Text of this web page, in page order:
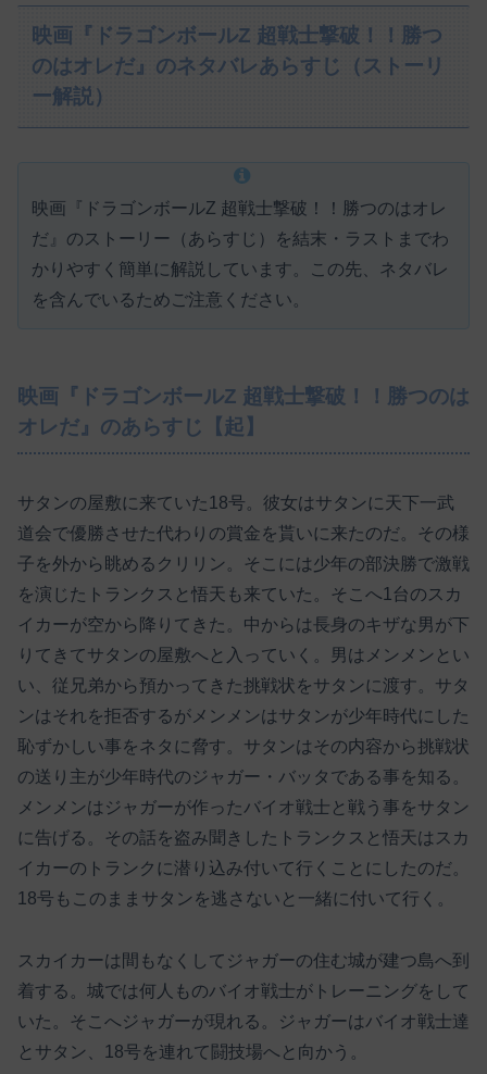
映画『ドラゴンボールZ 超戦士撃破！！勝つ
のはオレだ』のネタバレあらすじ（ストーリ
ー解説）
映画『ドラゴンボールZ 超戦士撃破！！勝つのはオレ
だ』のストーリー（あらすじ）を結末・ラストまでわ
かりやすく簡単に解説しています。この先、ネタバレ
を含んでいるためご注意ください。
映画『ドラゴンボールZ 超戦士撃破！！勝つのは
オレだ』のあらすじ【起】
サタンの屋敷に来ていた18号。彼女はサタンに天下一武
道会で優勝させた代わりの賞金を貰いに来たのだ。その様
子を外から眺めるクリリン。そこには少年の部決勝で激戦
を演じたトランクスと悟天も来ていた。そこへ1台のスカ
イカーが空から降りてきた。中からは長身のキザな男が下
りてきてサタンの屋敷へと入っていく。男はメンメンとい
い、従兄弟から預かってきた挑戦状をサタンに渡す。サタ
ンはそれを拒否するがメンメンはサタンが少年時代にした
恥ずかしい事をネタに脅す。サタンはその内容から挑戦状
の送り主が少年時代のジャガー・バッタである事を知る。
メンメンはジャガーが作ったバイオ戦士と戦う事をサタン
に告げる。その話を盗み聞きしたトランクスと悟天はスカ
イカーのトランクに潜り込み付いて行くことにしたのだ。
18号もこのままサタンを逃さないと一緒に付いて行く。
スカイカーは間もなくしてジャガーの住む城が建つ島へ到
着する。城では何人ものバイオ戦士がトレーニングをして
いた。そこへジャガーが現れる。ジャガーはバイオ戦士達
とサタン、18号を連れて闘技場へと向かう。